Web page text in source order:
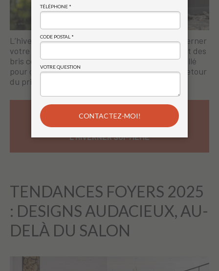
L’hiver approche! Découvrez comment bien hiverner
votre spa pour le protéger du gel, des fissures et des
bris coûteux. Suivez notre guide simple et détaillé
pour garder votre spa en parfait état jusqu’au retour
du printemps.
READ MORE ABOUT ENTRETIEN SPA HIVER :
COMMENT PROTÉGER VOTRE SPA ET BIEN
L’HIVERNER SOI-MÊME
TENDANCES FOYERS 2025
: DESIGNS AUDACIEUX, AU-
DELÀ DU SALON